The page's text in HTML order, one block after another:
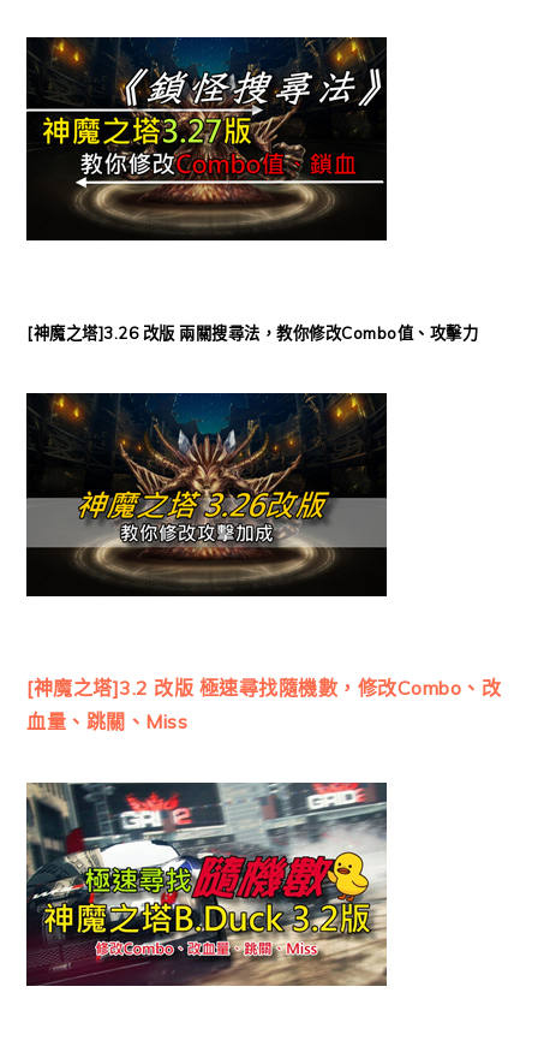
[神魔之塔]3.26 改版 兩關搜尋法，教你修改Combo值、攻擊力
[神魔之塔]3.2 改版 極速尋找隨機數，修改Combo、改
血量、跳關、Miss